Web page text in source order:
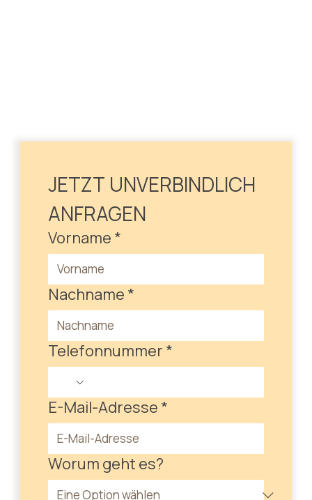
JETZT UNVERBINDLICH
ANFRAGEN
Vorname *
Nachname *
Telefonnummer *
E-Mail-Adresse *
Worum geht es?